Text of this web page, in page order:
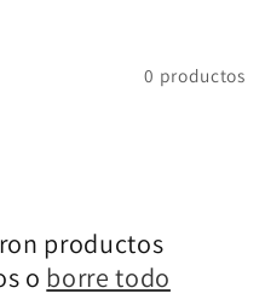
0 productos
productos
o borre todo